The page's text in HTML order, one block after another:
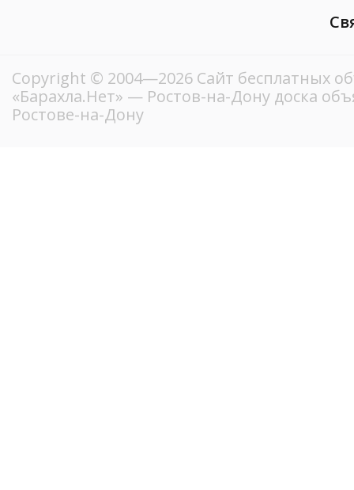
Copyright © 2004—2026 Сайт бесплатных
«Барахла.Нет» — Ростов-на-Дону доска
Ростове-на-Дону